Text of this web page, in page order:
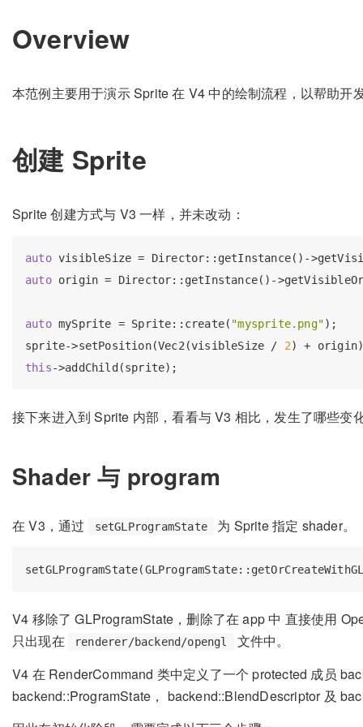
Overview
本范例主要用于演示 Sprite 在 V4 中的绘制流程，以帮助开
创建 Sprite
Sprite 创建方式与 V3 一样，并未改动：
auto
auto origin = Director::getInstance()-
auto mySprite = Sprite::create( "mysprite.png");
sprite->setPosition(Vec2(visibleSize / 2
this
接下来进入到 Sprite 内部，看看与 V3 相比，发生了哪些变
Shader 与 program
在 V3，通过 setGLProgramState 为 Sprite 指定 shader。
V4 移除了 GLProgramState，删除了在 app 中 直接使用
只出现在
renderer/backend/opengl
文件中。
V4 在 RenderCommand 类中定义了一个 protected 成员
backend::ProgramState， backend::BlendDescriptor 及